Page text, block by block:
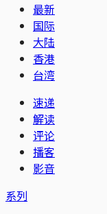
最新
国际
大陆
香港
台湾
速递
解读
评论
播客
影音
系列